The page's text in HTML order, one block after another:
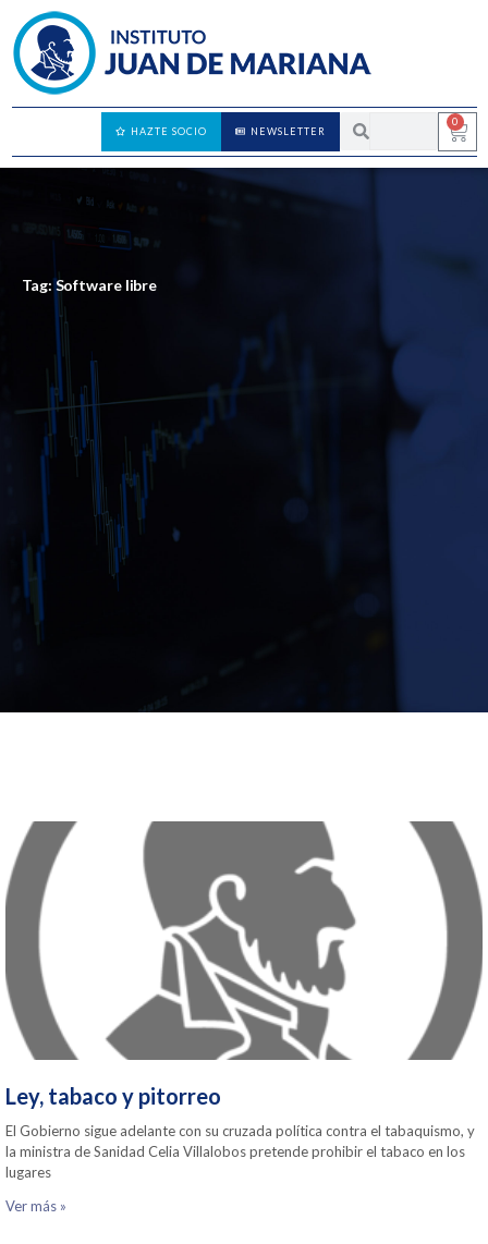
0
NEWSLETTER
HAZTE SOCIO
Tag: Software libre
Ley, tabaco y pitorreo
El Gobierno sigue adelante con su cruzada política contra el tabaquismo, y
la ministra de Sanidad Celia Villalobos pretende prohibir el tabaco en los
lugares
Ver más »